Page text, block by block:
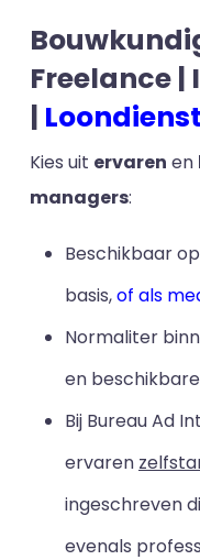
Freelance |
| Loondienst
Kies uit ervaren en
managers:
Beschikbaar
basis,of als
Normaliter
en beschikbare
Bij Bureau Ad
ervaren
ingeschreven
evenals